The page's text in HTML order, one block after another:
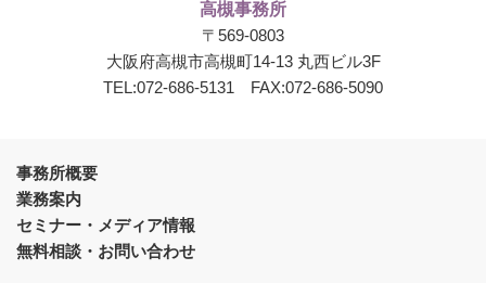
高槻事務所
〒569-0803
大阪府高槻市高槻町14-13 丸西ビル3F
TEL:072-686-5131 FAX:072-686-5090
事務所概要
業務案内
セミナー・メディア情報
無料相談・お問い合わせ